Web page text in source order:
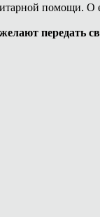
помощи.
передать